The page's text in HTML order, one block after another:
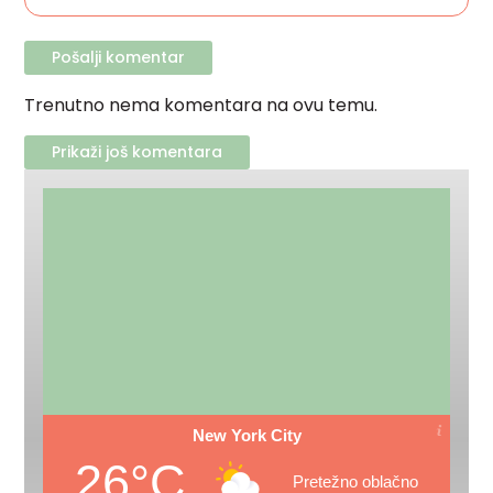
Trenutno nema komentara na ovu temu.
Prikaži još komentara
New York City
Pretežno oblačno